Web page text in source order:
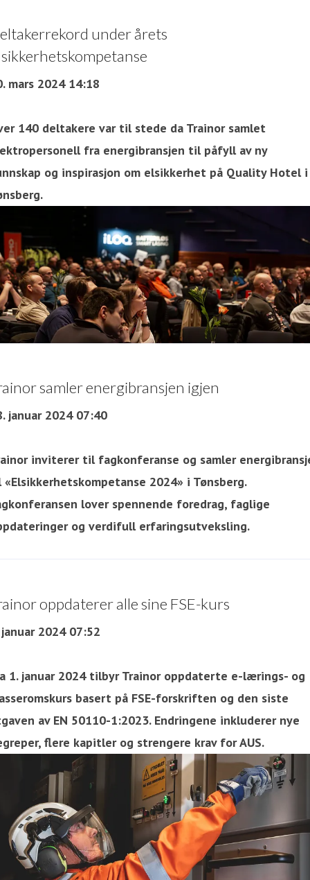
under årets
mars 2024 14:18
140 deltakere var til stede da Trainor samlet
fra energibransjen til påfyll av ny
og inspirasjon om elsikkerhet på Quality Hotel i
samler energibransjen igjen
januar 2024 07:40
inviterer til fagkonferanse og samler
2024» i Tønsberg.
lover spennende foredrag, faglige
og verdifull erfaringsutveksling.
oppdaterer alle sine FSE-kurs
2024 07:52
1. januar 2024 tilbyr Trainor oppdaterte e-lærings- og
basert på FSE-forskriften og den siste
av EN 50110-1:2023. Endringene inkluderer nye
flere kapitler og strengere krav for AUS.